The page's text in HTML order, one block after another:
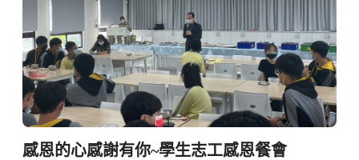
感恩的心感謝有你~學生志工感恩餐會